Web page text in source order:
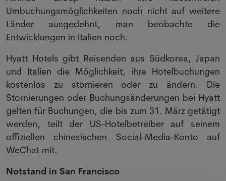
Umbuchungsmöglichkeiten noch nicht auf weitere
Länder ausgedehnt, man beobachte die
Entwicklungen in Italien noch.
Hyatt Hotels gibt Reisenden aus Südkorea, Japan
und Italien die Möglichkeit, ihre Hotelbuchungen
kostenlos zu stornieren oder zu ändern. Die
Stornierungen oder Buchungsänderungen bei Hyatt
gelten für Buchungen, die bis zum 31. März getätigt
werden, teilt der US-Hotelbetreiber auf seinem
offiziellen chinesischen Social-Media-Konto auf
WeChat mit.
Notstand in San Francisco